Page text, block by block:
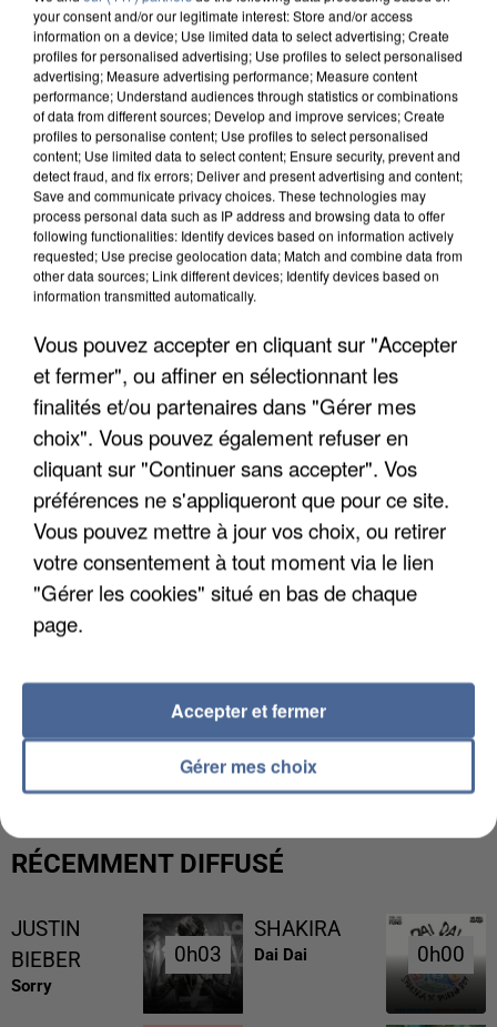
APRÈS TOUTES CES CANICULES, LES REFUGES
L’UN DES FONDATEURS SUPPOSÉS DE LA DZ
MAFIA INTERPELLÉ EN ALGÉRIE
RÉCEMMENT DIFFUSÉ
JUSTIN
BIEBER
Sorry
0h03
0h03
SHAKIRA
Dai Dai 0h00
0h00
your consent and/or our legitimate interest: Store and/or access
information on a device; Use limited data to select advertising; Create
profiles for personalised advertising; Use profiles to select personalised
advertising; Measure advertising performance; Measure content
performance; Understand audiences through statistics or combinations
of data from different sources; Develop and improve services; Create
profiles to personalise content; Use profiles to select personalised
content; Use limited data to select content; Ensure security, prevent and
detect fraud, and fix errors; Deliver and present advertising and content;
Save and communicate privacy choices. These technologies may
process personal data such as IP address and browsing data to offer
following functionalities: Identify devices based on information actively
requested; Use precise geolocation data; Match and combine data from
other data sources; Link different devices; Identify devices based on
information transmitted automatically.
Vous pouvez accepter en cliquant sur "Accepter
et fermer", ou affiner en sélectionnant les
finalités et/ou partenaires dans "Gérer mes
choix". Vous pouvez également refuser en
cliquant sur "Continuer sans accepter". Vos
préférences ne s'appliqueront que pour ce site.
Vous pouvez mettre à jour vos choix, ou retirer
votre consentement à tout moment via le lien
"Gérer les cookies" situé en bas de chaque
page.
Gérer mes choix
Accepter et fermer